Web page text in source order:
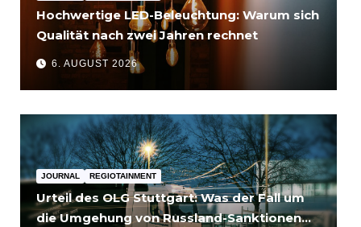
Hochwertige LED-Beleuchtung: Warum sich
Qualität nach zwei Jahren rechnet
6. AUGUST 2026
JOURNAL REGIOTAINMENT
Urteil des OLG Stuttgart: Was der Fall um
die Umgehung von Russland-Sanktionen